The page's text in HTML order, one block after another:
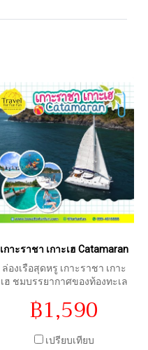
เกาะราชา เกาะเฮ Catamaran
ล่องเรือสุดหรู เกาะราชา เกาะ
เฮ ชมบรรยากาศของท้องทะเล
พระอาทิตย์ตก ล่องเรือ
Catamaran ราคาพิเศษ ท่านละ
1490 บาท
฿1,590
เปรียบเทียบ